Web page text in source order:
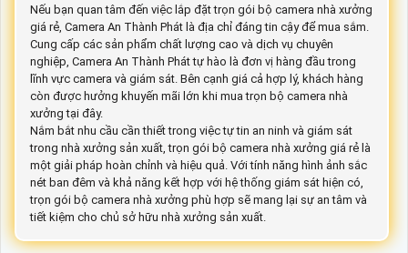
Nếu bạn quan tâm đến việc lắp đặt trọn gói bộ camera nhà xưởng
giá rẻ, Camera An Thành Phát là địa chỉ đáng tin cậy để mua sắm.
Cung cấp các sản phẩm chất lượng cao và dịch vụ chuyên
nghiệp, Camera An Thành Phát tự hào là đơn vị hàng đầu trong
lĩnh vực camera và giám sát. Bên cạnh giá cả hợp lý, khách hàng
còn được hưởng khuyến mãi lớn khi mua trọn bộ camera nhà
xưởng tại đây.
Nắm bắt nhu cầu cần thiết trong việc tự tin an ninh và giám sát
trong nhà xưởng sản xuất, trọn gói bộ camera nhà xưởng giá rẻ là
một giải pháp hoàn chỉnh và hiệu quả. Với tính năng hình ảnh sắc
nét ban đêm và khả năng kết hợp với hệ thống giám sát hiện có,
trọn gói bộ camera nhà xưởng phù hợp sẽ mang lại sự an tâm và
tiết kiệm cho chủ sở hữu nhà xưởng sản xuất.